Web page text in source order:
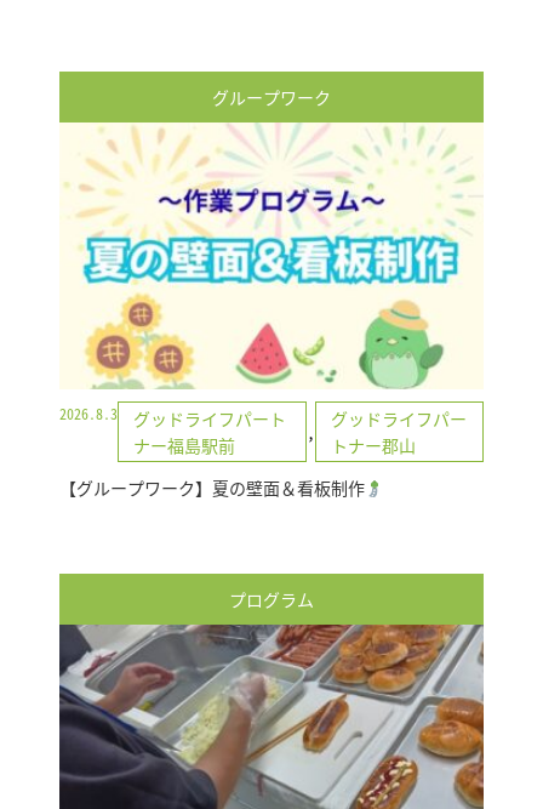
グループワーク
2026.8.3
グッドライフパート
ナー福島駅前
,
グッドライフパー
トナー郡山
【グループワーク】夏の壁面＆看板制作
プログラム